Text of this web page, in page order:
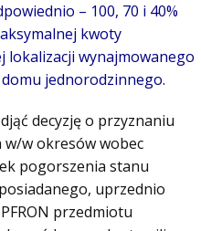
– 100, 70 i 40%
kwoty
lokalizacji wynajmowanego
jednorodzinnego.
decyzję o przyznaniu
w okresów wobec
pogorszenia stanu
uprzednio
przedmiotu